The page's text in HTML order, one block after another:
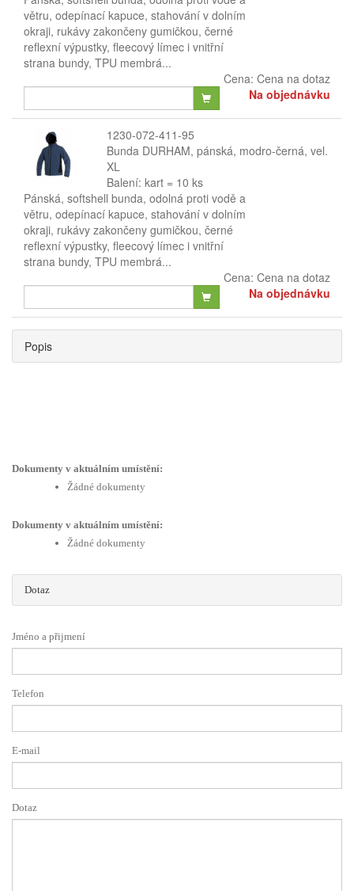
větru, odepínací kapuce, stahování v dolním
okraji, rukávy zakončeny gumičkou, černé
reflexní výpustky, fleecový límec i vnitřní
strana bundy, TPU membrá...
Cena: Cena na dotaz
Na objednávku
1230-072-411-95
Bunda DURHAM, pánská, modro-černá, vel.
XL
Balení: kart = 10 ks
Pánská, softshell bunda, odolná proti vodě a
větru, odepínací kapuce, stahování v dolním
okraji, rukávy zakončeny gumičkou, černé
reflexní výpustky, fleecový límec i vnitřní
strana bundy, TPU membrá...
Cena: Cena na dotaz
Na objednávku
Popis
Dokumenty v aktuálním umístění:
Žádné dokumenty
Dokumenty v aktuálním umístění:
Žádné dokumenty
Dotaz
Jméno a přijmení
Telefon
E-mail
Dotaz